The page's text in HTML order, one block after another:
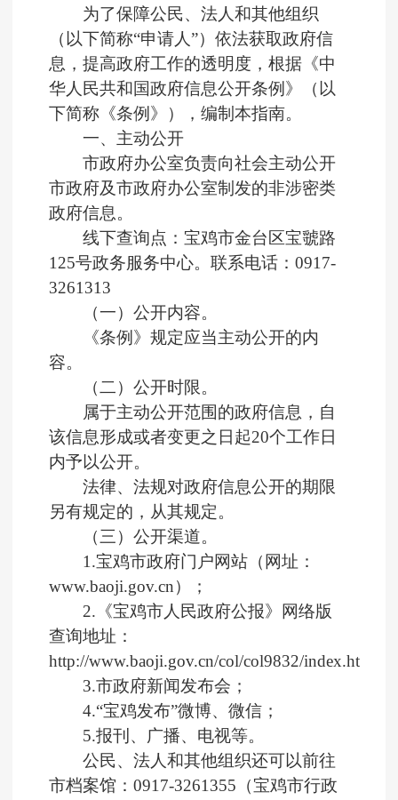
为了保障公民、法人和其他组织
（以下简称“申请人”）依法获取政府信
息，提高政府工作的透明度，根据《中
华人民共和国政府信息公开条例》（以
下简称《条例》），编制本指南。
一、主动公开
市政府办公室负责向社会主动公开
市政府及市政府办公室制发的非涉密类
政府信息。
线下查询点：宝鸡市金台区宝虢路
125号政务服务中心。联系电话： 0917-
3261313
（一）公开内容。
《条例》规定应当主动公开的内
容。
（二）公开时限。
属于主动公开范围的政府信息，自
该信息形成或者变更之日起20个工作日
内予以公开。
法律、法规对政府信息公开的期限
另有规定的，从其规定。
（三）公开渠道。
1.宝鸡市政府门户网站（ 网址：
www.baoji.gov.cn）；
2.《宝鸡市人民政府公报》网络版
查询地址：
http://www.baoji.gov.cn/col/col9832/index.html；
3.市政府新闻发布会；
4.“宝鸡发布”微博、微信；
5.报刊、广播、电视等。
公民、法人和其他组织还可以前往
市档案馆：0917-3261355（宝鸡市行政